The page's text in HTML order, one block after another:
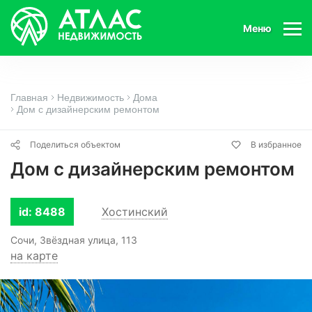
Меню
Главная Недвижимость
Дома
Дом с дизайнерским ремонтом
Поделиться объектом В избранное
Дом с дизайнерским ремонтом
id: 8488 Хостинский
Сочи, Звёздная улица, 113
на карте